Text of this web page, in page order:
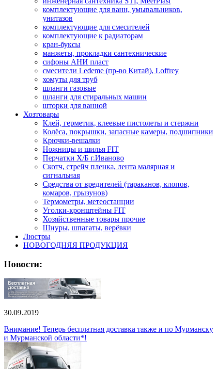
комплектующие для ванн, умывальников,
унитазов
комплектующие для смесителей
комплектующие к радиаторам
кран-буксы
манжеты, прокладки сантехнические
сифоны АНИ пласт
смесители Ledeme (пр-во Китай), Loffrey
хомуты для труб
шланги газовые
шланги для стиральных машин
шторки для ванной
Хозтовары
Клей, герметик, клеевые пистолеты и стержни
Колёса, покрышки, запасные камеры, подшипники
Крючки-вешалки
Ножницы и шилья FIT
Перчатки Х/Б г.Иваново
Скотч, стрейч пленка, лента малярная и
сигнальная
Средства от вредителей (тараканов, клопов,
комаров, грызунов)
Термометры, метеостанции
Уголки-кронштейны FIT
Хозяйственные товары прочие
Шнуры, шпагаты, верёвки
Люстры
НОВОГОДНЯЯ ПРОДУКЦИЯ
Новости:
30.09.2019
Внимание! Теперь бесплатная доставка также и по Мурманску
и Мурманской области*!